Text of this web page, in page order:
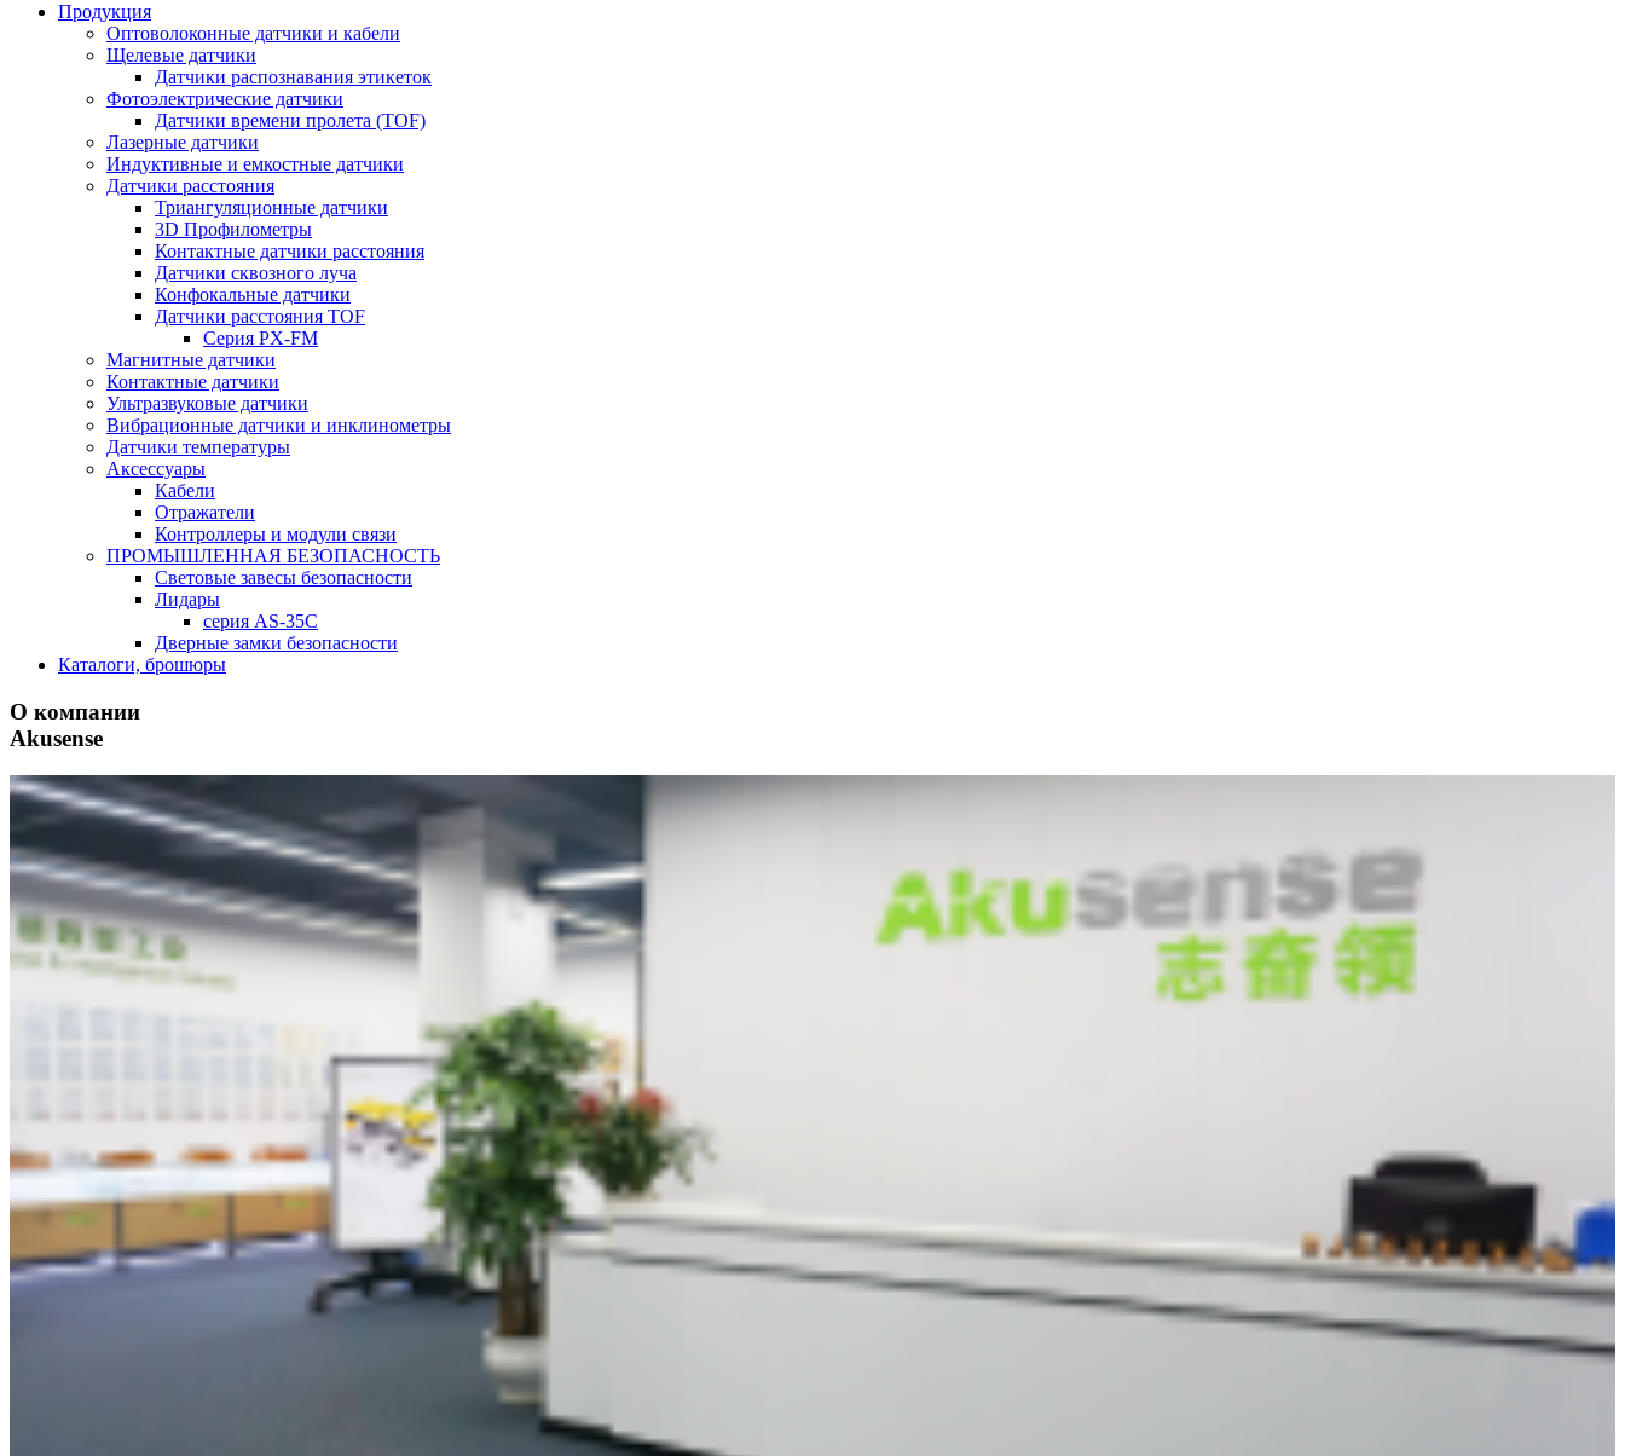
Продукция
Оптоволоконные датчики и кабели
Щелевые датчики
Датчики распознавания этикеток
Фотоэлектрические датчики
Датчики времени пролета (TOF)
Лазерные датчики
Индуктивные и емкостные датчики
Датчики расстояния
Триангуляционные датчики
3D Профилометры
Контактные датчики расстояния
Датчики сквозного луча
Конфокальные датчики
Датчики расстояния TOF
Серия PX-FM
Магнитные датчики
Контактные датчики
Ультразвуковые датчики
Вибрационные датчики и инклинометры
Датчики температуры
Аксессуары
Кабели
Отражатели
Контроллеры и модули связи
ПРОМЫШЛЕННАЯ БЕЗОПАСНОСТЬ
Световые завесы безопасности
Лидары
серия AS-35C
Дверные замки безопасности
Каталоги, брошюры
О компании
Akusense